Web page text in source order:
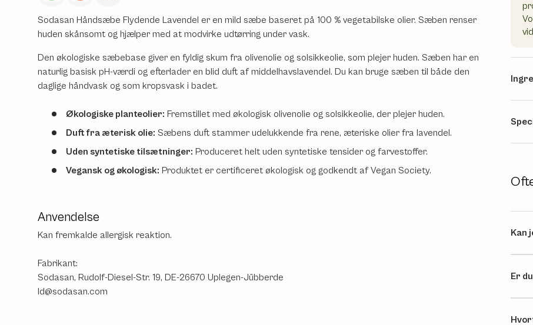
Sodasan Håndsæbe Flydende Lavendel er en mild sæbe baseret på 100 % vegetabilske olier. Sæben renser
huden skånsomt og hjælper med at modvirke udtørring under vask.
Den økologiske sæbebase giver en fyldig skum fra olivenolie og solsikkeolie, som plejer huden. Sæben har en
naturlig basisk pH-værdi og efterlader en blid duft af middelhavslavendel. Du kan bruge sæben til både den
daglige håndvask og som kropsvask i badet.
Økologiske planteolier: Fremstillet med økologisk olivenolie og solsikkeolie, der plejer huden.
Duft fra æterisk olie: Sæbens duft stammer udelukkende fra rene, æteriske olier fra lavendel.
Uden syntetiske tilsætninger: Produceret helt uden syntetiske tensider og farvestoffer.
Vegansk og økologisk: Produktet er certificeret økologisk og godkendt af Vegan Society.
Anvendelse
Kan fremkalde allergisk reaktion.
Fabrikant:
Sodasan, Rudolf-Diesel-Str. 19, DE-26670 Uplegen-Jübberde
ld@sodasan.com
Kan
Er